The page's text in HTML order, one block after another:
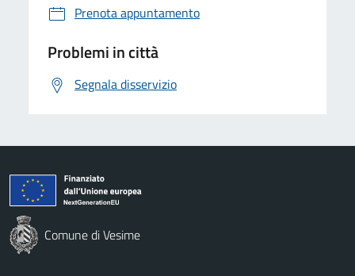
Prenota appuntamento
Problemi in città
Segnala disservizio
Comune di Vesime